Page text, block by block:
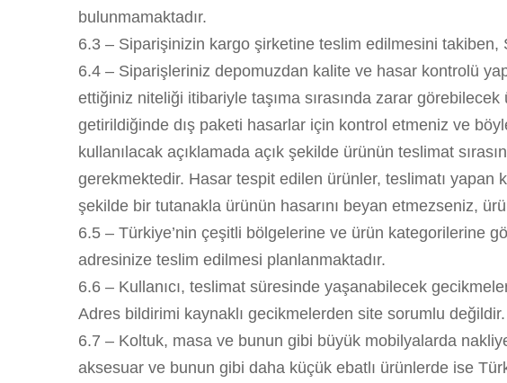
bulunmamaktadır.
6.3 – Siparişinizin kargo şirketine teslim edilmesini takiben,
6.4 – Siparişleriniz depomuzdan kalite ve hasar kontrolü
ettiğiniz niteliği itibariyle taşıma sırasında zarar
getirildiğinde dış paketi hasarlar için kontrol etmeniz ve
kullanılacak açıklamada açık şekilde ürünün teslimat
gerekmektedir. Hasar tespit edilen ürünler, teslimatı yapan
şekilde bir tutanakla ürünün hasarını beyan etmezseniz,
6.5 – Türkiye’nin çeşitli bölgelerine ve ürün kategorilerine
adresinize teslim edilmesi planlanmaktadır.
6.6 – Kullanıcı, teslimat süresinde yaşanabilecek
Adres bildirimi kaynaklı gecikmelerden site sorumlu değildir.
6.7 – Koltuk, masa ve bunun gibi büyük mobilyalarda
aksesuar ve bunun gibi daha küçük ebatlı ürünlerde ise